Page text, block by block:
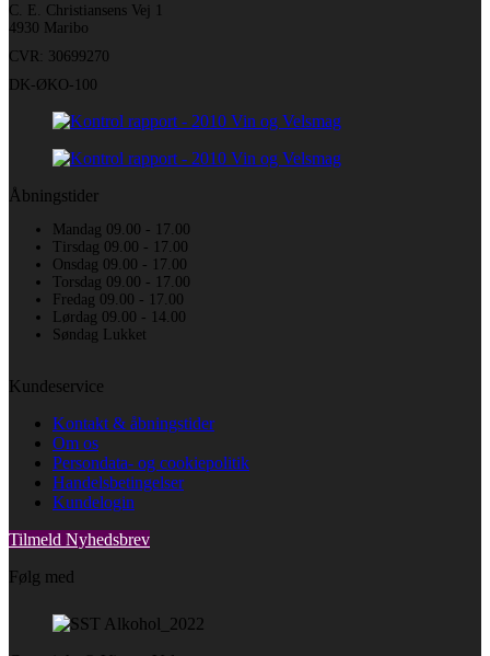
C. E. Christiansens Vej 1
4930 Maribo
CVR: 30699270
DK-ØKO-100
Åbningstider
Mandag 09.00 - 17.00
Tirsdag 09.00 - 17.00
Onsdag 09.00 - 17.00
Torsdag 09.00 - 17.00
Fredag 09.00 - 17.00
Lørdag 09.00 - 14.00
Søndag Lukket
Kundeservice
Kontakt & åbningstider
Om os
Persondata- og cookiepolitik
Handelsbetingelser
Kundelogin
Tilmeld Nyhedsbrev
Følg med